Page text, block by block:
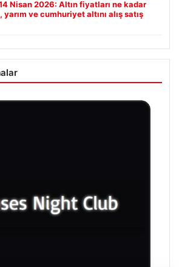
Nisan 2026: Altın fiyatları ne kadar
ve cumhuriyet altını alış satış